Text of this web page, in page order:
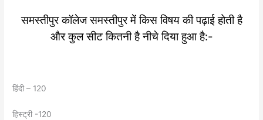
समस्तीपुर कॉलेज समस्तीपुर में किस विषय की पढ़ाई होती है
और कुल सीट कितनी है नीचे दिया हुआ है:-
हिंदी – 120
हिस्ट्री -120